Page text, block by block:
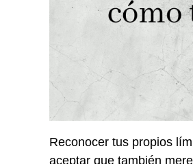
Reconocer tus propios
aceptar que también